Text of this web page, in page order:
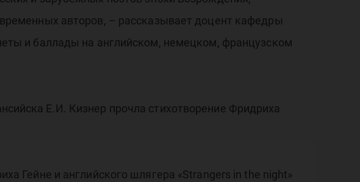
авторов, – рассказывает доцент кафедры
и баллады на английском, немецком, французском
Е.И. Кизнер прочла стихотворение Фридриха
Гейне и английского шлягера «Strangers in the night»